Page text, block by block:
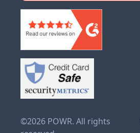
©2026 POWR. All rights